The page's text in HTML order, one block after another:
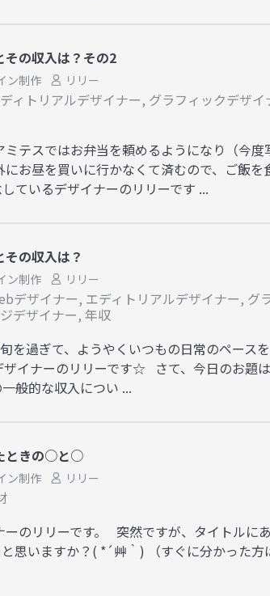
その収入は？その2
ン制作 リリー
ィトリアルデザイナー, グラフィックデザイ
ミテスではお弁当を頼めるようになり（今度
にお昼を買いに行かなくて済むので、ご飯を
ているデザイナーのリリーです ...
の収入は？
ン制作 リリー
デザイナー, エディトリアルデザイナー, グ
デザイナー, 年収
を過ぎて、ようやくいつもの日常のペース
ザイナーのリリーです☆ さて、今日のお題
般的な収入につい ...
ときの○と○
ン制作 リリー
のリリーです。 突然ですが、タイトルに
思いますか？( *´艸｀) （すぐに分かった